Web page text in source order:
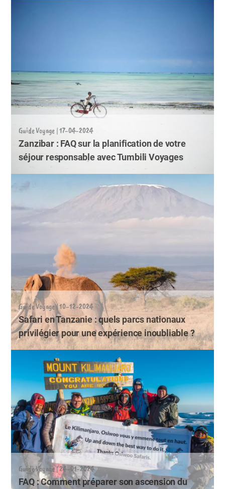
Guide Voyage | 17-04-2024
Zanzibar : FAQ sur la planification de votre
séjour responsable avec Tumbili Voyages
Guide Voyage | 10-12-2024
Safari en Tanzanie : quels parcs nationaux
privilégier pour une expérience inoubliable ?
Guide Voyage | 24-01-2024
FAQ : Comment préparer son ascension du